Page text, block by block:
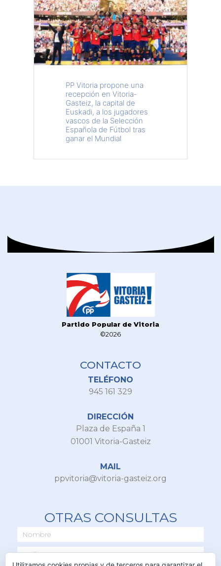
PP Vitoria propone una
recepción en Vitoria-
Gasteiz, la capital de
Euskadi, a los jugadores
vascos de la Selección
Española de Fútbol tras
ganar el Mundial
Partido Popular de Vitoria
©2026
CONTACTO
TELÉFONO
945 161 329
DIRECCIÓN
Plaza de España 1
01001 Vitoria-Gasteiz
MAIL
ppvitoria@vitoria-gasteiz.org
OTRAS CONSULTAS